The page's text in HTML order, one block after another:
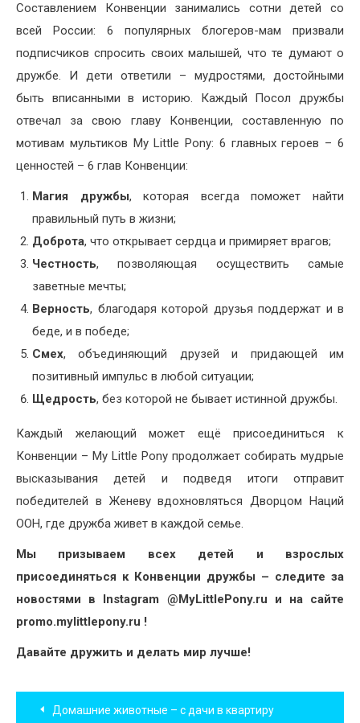
Составлением Конвенции занимались сотни детей со
всей России: 6 популярных блогеров-мам призвали
подписчиков спросить своих малышей, что те думают о
дружбе. И дети ответили – мудростями, достойными
быть вписанными в историю. Каждый Посол дружбы
отвечал за свою главу Конвенции, составленную по
мотивам мультиков My Little Pony: 6 главных героев – 6
ценностей – 6 глав Конвенции:
Магия дружбы, которая всегда поможет найти
правильный путь в жизни;
Доброта, что открывает сердца и примиряет врагов;
Честность, позволяющая осуществить самые
заветные мечты;
Верность, благодаря которой друзья поддержат и в
беде, и в победе;
Смех, объединяющий друзей и придающей им
позитивный импульс в любой ситуации;
Щедрость, без которой не бывает истинной дружбы.
Каждый желающий может ещё присоединиться к
Конвенции – My Little Pony продолжает собирать мудрые
высказывания детей и подведя итоги отправит
победителей в Женеву вдохновляться Дворцом Наций
ООН, где дружба живет в каждой семье.
Мы призываем всех детей и взрослых
присоединяться к Конвенции дружбы – следите за
новостями в Instagram @MyLittlePony.ru и на сайте
promo.mylittlepony.ru !
Давайте дружить и делать мир лучше!
Навигация
Домашние животные – с дачи в квартиру